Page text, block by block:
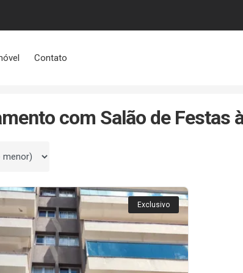
Contato
com Salão de Festas
Exclusivo